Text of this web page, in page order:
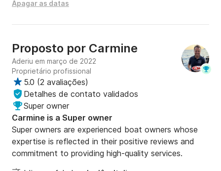
Apagar as datas
Proposto por Carmine
Aderiu em março de 2022
Proprietário profissional
5.0 (2 avaliações)
Detalhes de contato validados
Super owner
Carmine is a Super owner
Super owners are experienced boat owners whose
expertise is reflected in their positive reviews and
commitment to providing high-quality services.